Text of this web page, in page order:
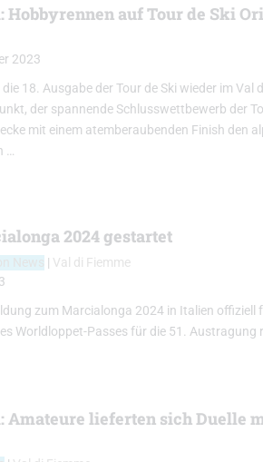
Hobbyrennen auf Tour de Ski
2023
18. Ausgabe der Tour de Ski wieder im Val
der spannende Schlusswettbewerb der
mit einem atemberaubenden Finish den
…
2024 gestartet
| Val di Fiemme
zum Marcialonga 2024 in Italien offiziell
Worldloppet-Passes für die 51. Austragung
Amateure lieferten sich Duelle